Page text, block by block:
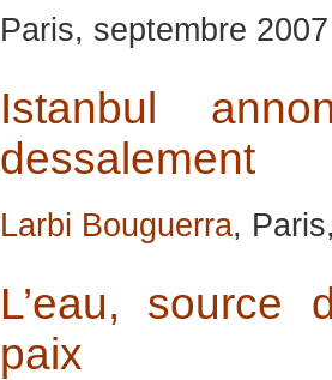
Paris, septembre 2007
Istanbul
dessalement
Larbi Bouguerra,
L’eau, source
paix